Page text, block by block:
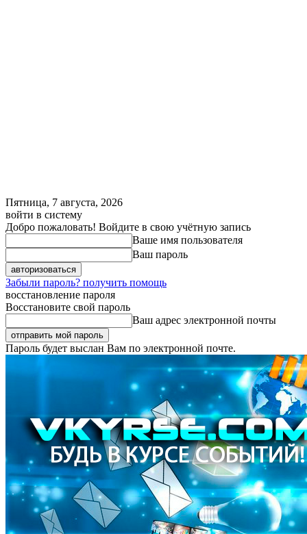
Пятница, 7 августа, 2026
войти в систему
Добро пожаловать! Войдите в свою учётную запись
Ваше имя пользователя
Ваш пароль
Забыли пароль? получить помощь
восстановление пароля
Восстановите свой пароль
Ваш адрес электронной почты
Пароль будет выслан Вам по электронной почте.